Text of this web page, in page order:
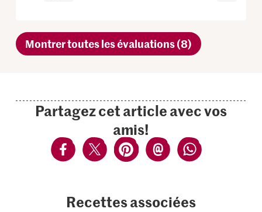
Montrer toutes les évaluations (8)
Partagez cet article avec vos
amis!
Recettes associées